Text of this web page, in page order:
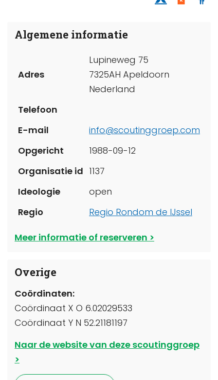
Algemene informatie
Adres
Lupineweg 75
7325AH Apeldoorn
Nederland
Telefoon
E-mail
info@scoutinggroep.com
Opgericht
1988-09-12
Organisatie id 1137
Ideologie
open
Regio
Regio Rondom de IJssel
Meer informatie of reserveren
Overige
Coördinaten:
Coördinaat X O 6.02029533
Coördinaat Y N 52.21181197
Naar de website van deze scoutinggroep